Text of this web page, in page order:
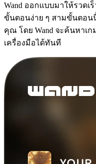
Wand ออกแบบมาให้รวดเ
ขั้นตอนง่าย ๆ สามขั้นตอน
คุณ โดย Wand จะค้นหา
เครื่องมือได้ทันที